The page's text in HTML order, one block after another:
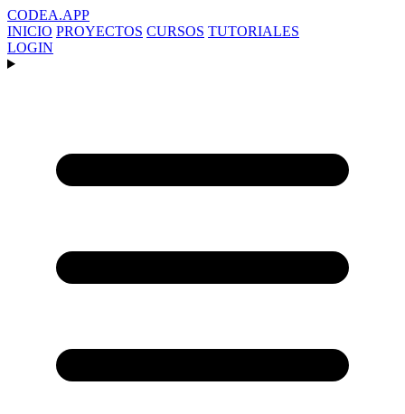
CODEA.APP
INICIO PROYECTOS CURSOS TUTORIALES
LOGIN